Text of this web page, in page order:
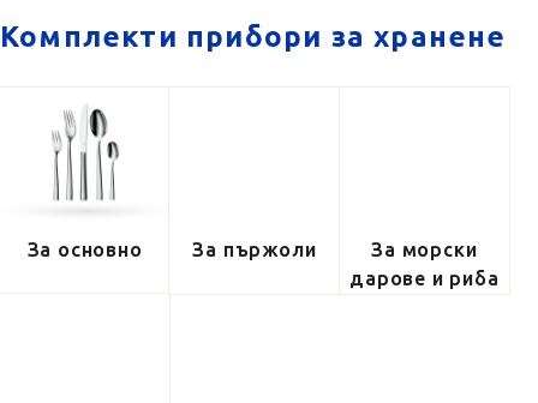
Комплекти прибори за хранене
За основно За пържоли
За морски
дарове и риба